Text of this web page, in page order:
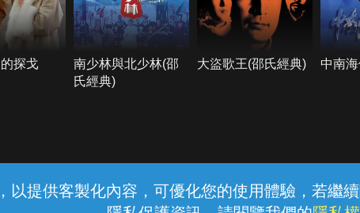
以提供客製化內容，可優化您的使用體驗，若繼
探戈
南少林與北少林(邵
氏經典)
大盜歌王(邵氏經典) 中南
線上客服 服務條款